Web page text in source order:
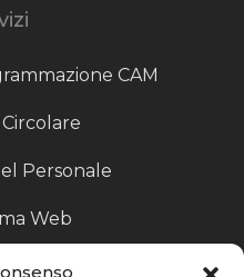
CAM
Personale
Web